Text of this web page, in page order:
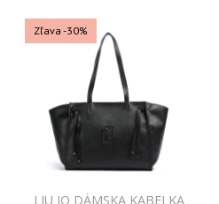
Zľava -30%
LIU JO DÁMSKA KABELKA